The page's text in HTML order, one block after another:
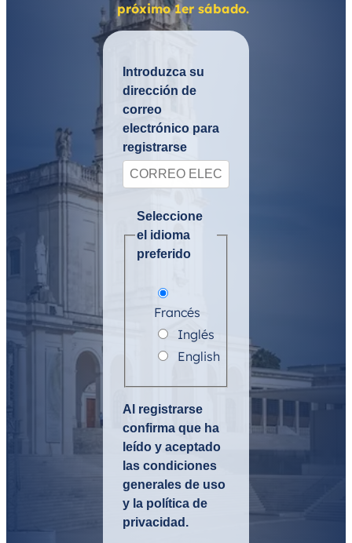
próximo 1er sábado.
Introduzca su
dirección de
correo
electrónico para
registrarse
Seleccione
el idioma
preferido
Francés
Inglés
English
Al registrarse
confirma que ha
leído y aceptado
las condiciones
generales de uso
y la política de
privacidad.